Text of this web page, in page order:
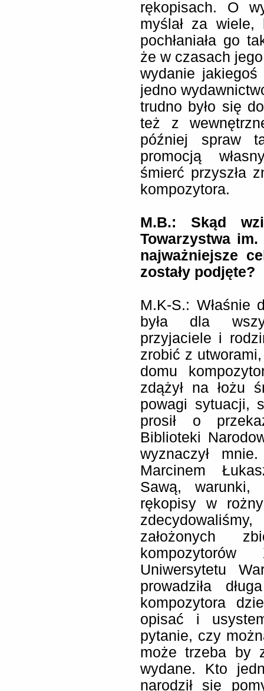
rękopisach. O
myślał za wiele,
pochłaniała go
że w czasach
wydanie
jedno
trudno było się
też z
później spraw
promocją
śmierć przyszła
kompozytora.
M.B.: Skąd
Towarzystwa
najważniejsze
zostały podjęte?
M.K-S.: Właśnie
była dla
przyjaciele i
zrobić z
domu
zdążył na łożu
powagi sytuacji,
prosił o
Biblioteki
wyznaczył
Marcinem
Sawą, warunki,
rękopisy w
założonych
Uniwersytetu
prowadziła
kompozytora
opisać i
pytanie, czy
może trzeba by
wydane. Kto
narodził się